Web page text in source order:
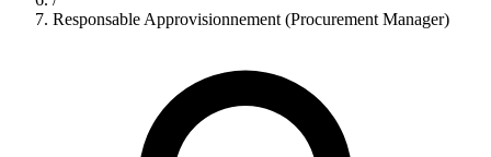
Responsable Approvisionnement (Procurement Manager)